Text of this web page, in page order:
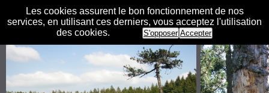
Les cookies assurent le bon fonctionnement de nos
services, en utilisant ces derniers, vous acceptez l'utilisation
des cookies.
S'opposer Accepter